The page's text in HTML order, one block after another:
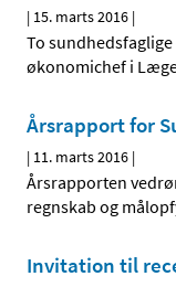
| 15. marts 2016 |
To
økonomichef i
Årsrapport for
| 11. marts 2016 |
Årsrapporten
regnskab og
Invitation til